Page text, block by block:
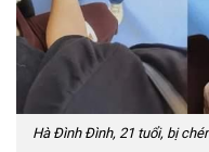
Hà Đình Đình, 21 tuổi, bị